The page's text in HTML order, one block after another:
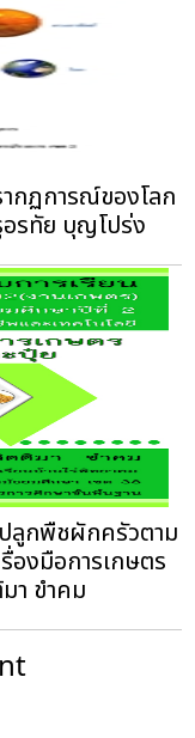
ากฏการณ์ของโลก
อรทัย บุญโปร่ง
ปลูกพืชผักครัวตาม
องมือการเกษตร
า ขำคม